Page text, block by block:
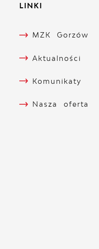
LINKI
MZK Gorzów
Aktualności
Komunikaty
Nasza oferta